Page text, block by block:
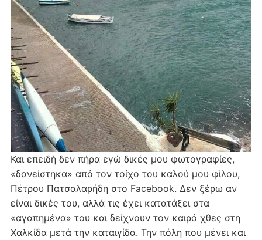
Και επειδή δεν πήρα εγώ δικές μου φωτογραφίες,
«δανείστηκα» από τον τοίχο του καλού μου φίλου,
Πέτρου Πατσαλαρήδη στο Facebook. Δεν ξέρω αν
είναι δικές του, αλλά τις έχει κατατάξει στα
«αγαπημένα» του και δείχνουν τον καιρό χθες στη
Χαλκίδα μετά την καταιγίδα. Την πόλη που μένει και